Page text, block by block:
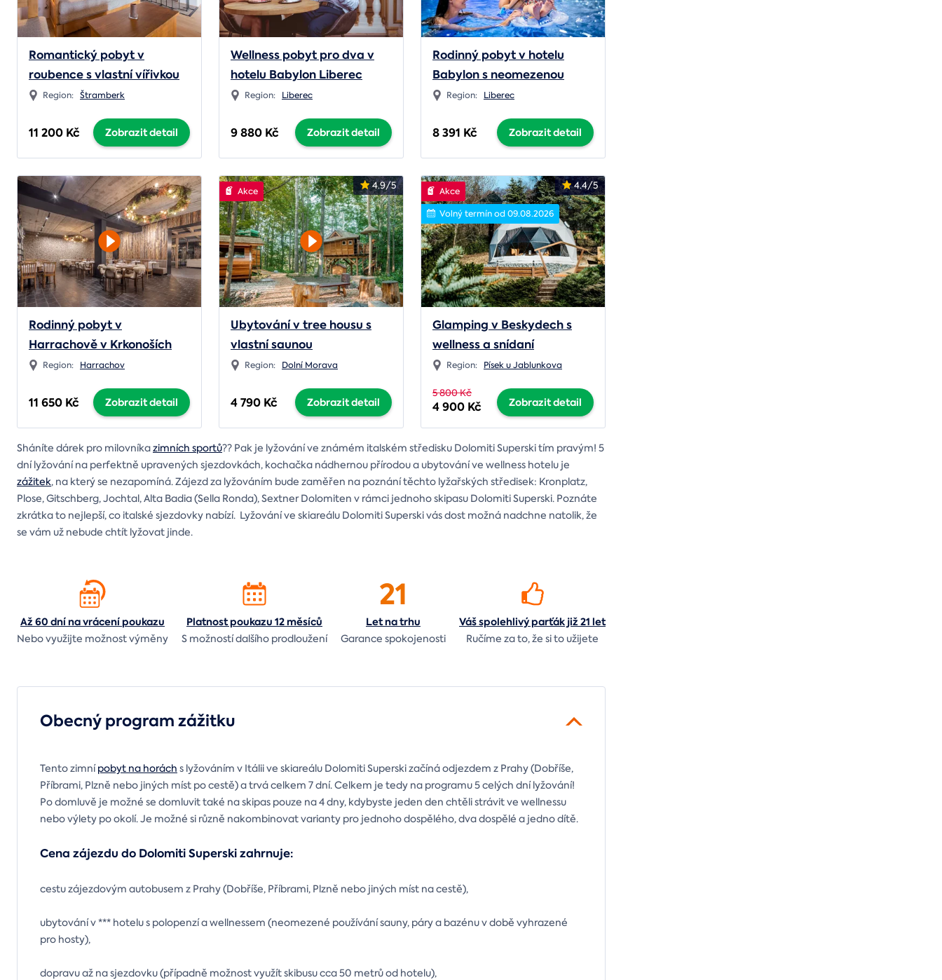
Romantický pobyt v
roubence s vlastní vířivkou
Region: Štramberk
11 200 Kč Zobrazit detail
Wellness pobyt pro dva v
hotelu Babylon Liberec
Region: Liberec
9 880 Kč Zobrazit detail
Rodinný pobyt v hotelu
Babylon s neomezenou
zábavou
Region: Liberec
8 391 Kč Zobrazit detail
Rodinný pobyt v
Harrachově v Krkonoších
Region: Harrachov
11 650 Kč Zobrazit detail
4.9/5
Akce
Ubytování v tree housu s
vlastní saunou
Region: Dolní Morava
4 790 Kč Zobrazit detail
4.4/5
Akce
Volný termín od 09.08.2026
Glamping v Beskydech s
wellness a snídaní
Region: Písek u Jablunkova
5 800 Kč
4 900 Kč Zobrazit detail
Sháníte dárek pro milovníkazimních sportů?? Pak je lyžování ve známém italském středisku Dolomiti Superski tím pravým! 5
dní lyžování na perfektně upravených sjezdovkách, kochačka nádhernou přírodou a ubytování ve wellness hotelu je
zážitek, na který se nezapomíná. Zájezd za lyžováním bude zaměřen na poznání těchto lyžařských středisek: Kronplatz,
Plose, Gitschberg, Jochtal, Alta Badia (Sella Ronda), Sextner Dolomiten v rámci jednoho skipasu Dolomiti Superski. Poznáte
zkrátka to nejlepší, co italské sjezdovky nabízí. Lyžování ve skiareálu Dolomiti Superski vás dost možná nadchne natolik, že
se vám už nebude chtít lyžovat jinde.
Až 60 dní na vrácenípoukazu
Nebo využijte možnost výměny
Platnost poukazu 12 měsíců
S možností dalšího prodloužení
21
Letna trhu
Garance spokojenosti
Váš spolehlivý parťák již 21 let
Ručíme za to,že si to užijete
Obecný program zážitku
Tento zimnípobyt na horách s lyžováním v Itálii ve skiareálu Dolomiti Superski začíná odjezdem z Prahy (Dobříše,
Příbrami, Plzně nebo jiných míst po cestě) a trvá celkem 7 dní. Celkem je tedy na programu 5 celých dní lyžování!
Po domluvě je možné se domluvit také na skipas pouze na 4 dny, kdybyste jeden den chtěli strávit ve wellnessu
nebo výlety po okolí. Je možné si různě nakombinovat varianty pro jednoho dospělého, dva dospělé a jedno dítě.
Cena zájezdu do Dolomiti Superski zahrnuje:
cestu zájezdovým autobusem z Prahy (Dobříše, Příbrami, Plzně nebo jiných míst na cestě),
ubytování v *** hotelu s polopenzí a wellnessem (neomezené používání sauny, páry a bazénu v době vyhrazené
pro hosty),
dopravu až na sjezdovku (případně možnost využít skibusu cca 50 metrů od hotelu),